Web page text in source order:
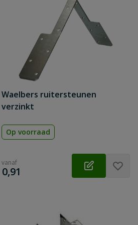
Waelbers ruitersteunen
verzinkt
Op voorraad
vanaf
€
0,91